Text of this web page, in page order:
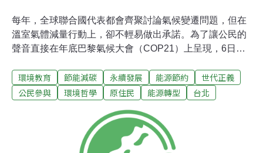
每年，全球聯合國代表都會齊聚討論氣候變遷問題，但在
溫室氣體減量行動上，卻不輕易做出承諾。為了讓公民的
聲音直接在年底巴黎氣候大會（COP21）上呈現，6日，
Wide Views on Climate and Energy, WWViews）。從日
出時間最早的斐濟開始展開，隨著地球轉動，80個國家，
本活動由聯合國氣候變化綱要公約（UNFCCC）秘書處、
丹麥科技委員會、法國公共辯論國家委員會共同主辦。台
灣則由台灣大學社會科學院風險社會與政策研究中心、台
環境教育 節能減碳 永續發展 能源節約
世代正義
公民參與
環境哲學 原住民 能源轉型 台北